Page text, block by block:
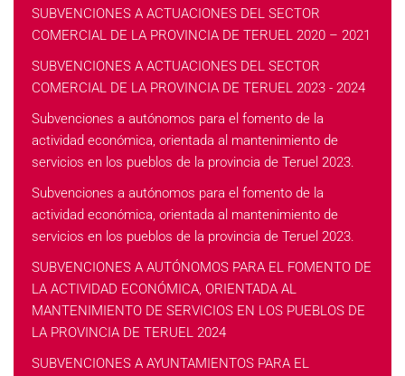
SUBVENCIONES A ACTUACIONES DEL SECTOR
COMERCIAL DE LA PROVINCIA DE TERUEL 2020 – 2021
SUBVENCIONES A ACTUACIONES DEL SECTOR
COMERCIAL DE LA PROVINCIA DE TERUEL 2023 - 2024
Subvenciones a autónomos para el fomento de la
actividad económica, orientada al mantenimiento de
servicios en los pueblos de la provincia de Teruel 2023.
Subvenciones a autónomos para el fomento de la
actividad económica, orientada al mantenimiento de
servicios en los pueblos de la provincia de Teruel 2023.
SUBVENCIONES A AUTÓNOMOS PARA EL FOMENTO DE
LA ACTIVIDAD ECONÓMICA, ORIENTADA AL
MANTENIMIENTO DE SERVICIOS EN LOS PUEBLOS DE
LA PROVINCIA DE TERUEL 2024
SUBVENCIONES A AYUNTAMIENTOS PARA EL